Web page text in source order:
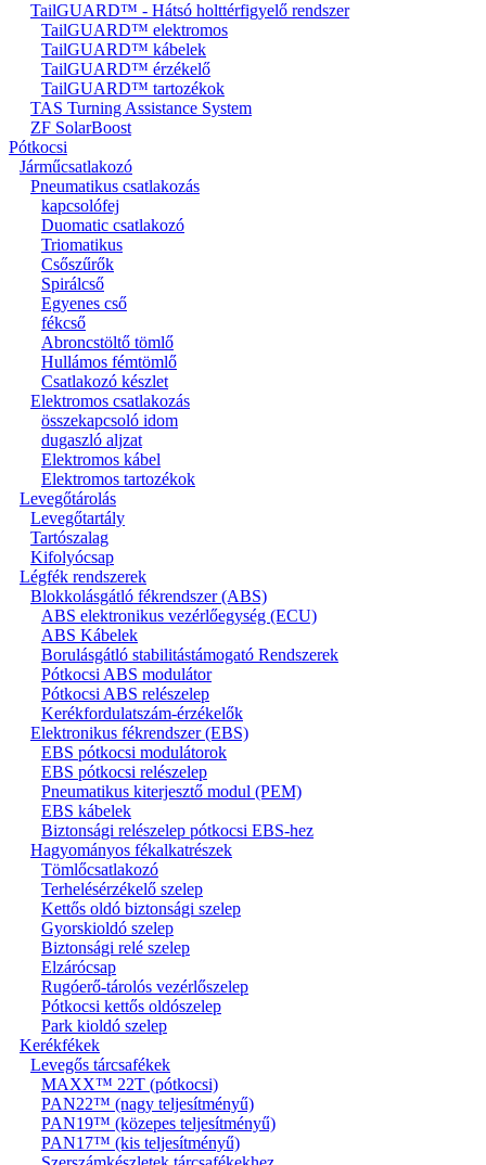
TailGUARD™ - Hátsó holttérfigyelő rendszer
TailGUARD™ elektromos
TailGUARD™ kábelek
TailGUARD™ érzékelő
TailGUARD™ tartozékok
TAS Turning Assistance System
ZF SolarBoost
Pótkocsi
Járműcsatlakozó
Pneumatikus csatlakozás
kapcsolófej
Duomatic csatlakozó
Triomatikus
Csőszűrők
Spirálcső
Egyenes cső
fékcső
Abroncstöltő tömlő
Hullámos fémtömlő
Csatlakozó készlet
Elektromos csatlakozás
összekapcsoló idom
dugaszló aljzat
Elektromos kábel
Elektromos tartozékok
Levegőtárolás
Levegőtartály
Tartószalag
Kifolyócsap
Légfék rendszerek
Blokkolásgátló fékrendszer (ABS)
ABS elektronikus vezérlőegység (ECU)
ABS Kábelek
Borulásgátló stabilitástámogató Rendszerek
Pótkocsi ABS modulátor
Pótkocsi ABS relészelep
Kerékfordulatszám-érzékelők
Elektronikus fékrendszer (EBS)
EBS pótkocsi modulátorok
EBS pótkocsi relészelep
Pneumatikus kiterjesztő modul (PEM)
EBS kábelek
Biztonsági relészelep pótkocsi EBS-hez
Hagyományos fékalkatrészek
Tömlőcsatlakozó
Terhelésérzékelő szelep
Kettős oldó biztonsági szelep
Gyorskioldó szelep
Biztonsági relé szelep
Elzárócsap
Rugóerő-tárolós vezérlőszelep
Pótkocsi kettős oldószelep
Park kioldó szelep
Kerékfékek
Levegős tárcsafékek
MAXX™ 22T (pótkocsi)
PAN22™ (nagy teljesítményű)
PAN19™ (közepes teljesítményű)
PAN17™ (kis teljesítményű)